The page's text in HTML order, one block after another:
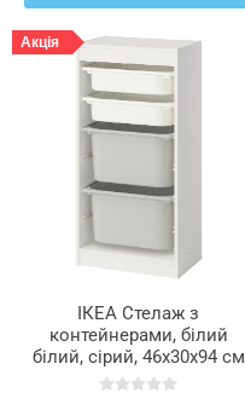
Акція
ІКЕА Стелаж з
контейнерами, білий
білий, сірий, 46x30x94 см
TROFAST ТРУФАСТ,